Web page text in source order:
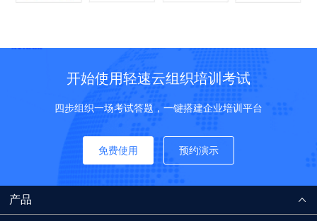
开始使用轻速云组织培训考试
四步组织一场考试答题，一键搭建企业培训平台
免费使用 预约演示
产品